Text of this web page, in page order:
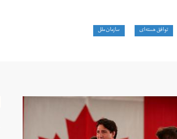
توافق هسته‌ای سازمان ملل